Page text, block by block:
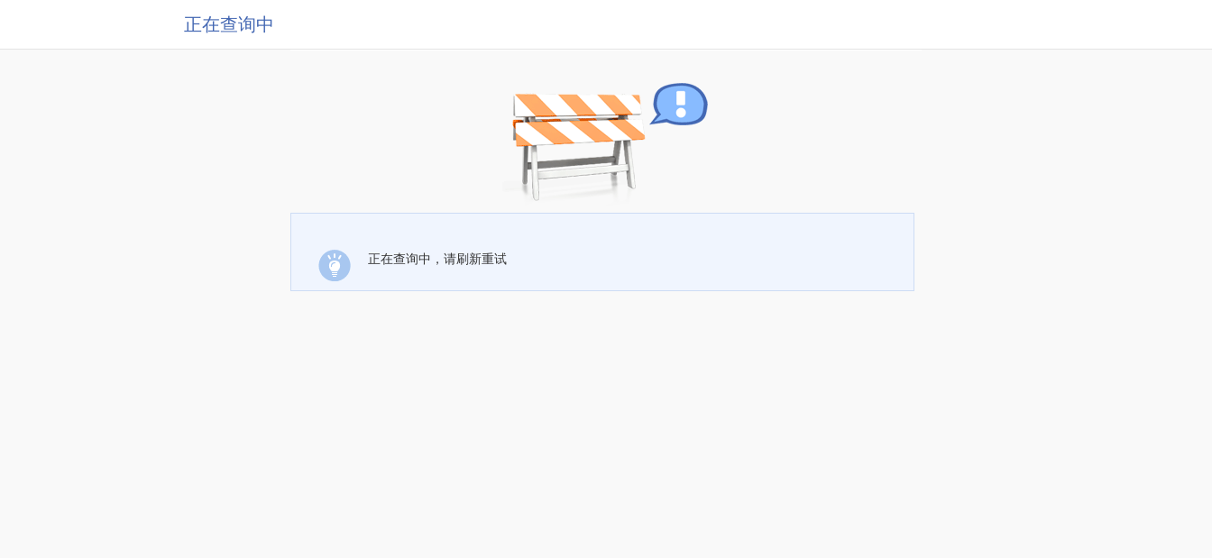
正在查询中
正在查询中，请刷新重试